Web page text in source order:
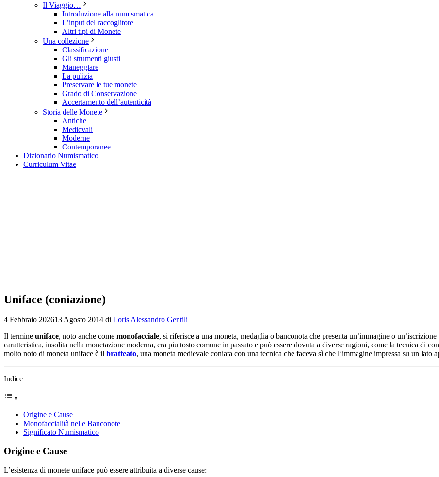
Il Viaggio…
Introduzione alla numismatica
L’input del raccoglitore
Altri tipi di Monete
Una collezione
Classificazione
Gli strumenti giusti
Maneggiare
La pulizia
Preservare le tue monete
Grado di Conservazione
Accertamento dell’autenticità
Storia delle Monete
Antiche
Medievali
Moderne
Contemporanee
Dizionario Numismatico
Curriculum Vitae
Uniface (coniazione)
4 Febbraio 202613 Agosto 2014 di Loris Alessandro Gentili
Il termine uniface, noto anche come monofacciale, si riferisce a una moneta, medaglia o banconota che presenta un’immagine o
caratteristica, insolita nella monetazione moderna, era piuttosto comune in passato e può essere dovuta a diverse ragioni, come la tecnica di
molto noto di moneta uniface è il bratteato, una moneta medievale coniata con una tecnica che faceva sì che l’immagine impressa su un lato
Indice
Origine e Cause
Monofaccialità nelle Banconote
Significato Numismatico
Origine e Cause
L’esistenza di monete uniface può essere attribuita a diverse cause: